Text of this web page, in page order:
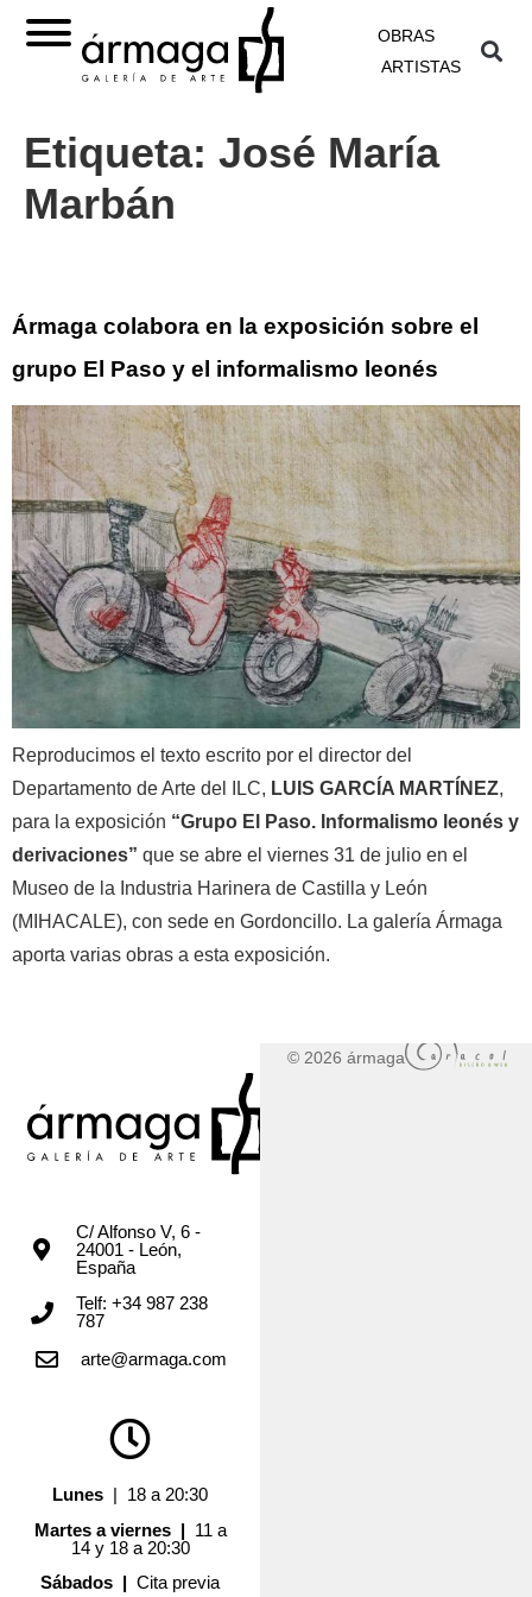
OBRAS
ARTISTAS
Etiqueta: José María
Marbán
Ármaga colabora en la exposición sobre el
grupo El Paso y el informalismo leonés
Reproducimos el texto escrito por el director del
Departamento de Arte del ILC, LUIS GARCÍA MARTÍNEZ,
para la exposición “Grupo El Paso. Informalismo leonés y
derivaciones” que se abre el viernes 31 de julio en el
Museo de la Industria Harinera de Castilla y León
(MIHACALE), con sede en Gordoncillo. La galería Ármaga
aporta varias obras a esta exposición.
C/ Alfonso V, 6 -
24001 - León,
España
Telf: +34 987 238
787
arte@armaga.com
Lunes | 18 a 20:30
Martes a viernes | 11 a
14 y 18 a 20:30
Sábados |Cita previa
© 2026 ármaga